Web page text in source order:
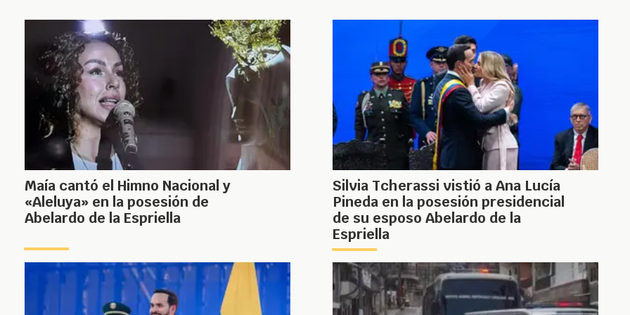
Maía cantó el Himno Nacional y
«Aleluya» en la posesión de
Abelardo de la Espriella
Silvia Tcherassi vistió a Ana Lucía
Pineda en la posesión presidencial
de su esposo Abelardo de la
Espriella